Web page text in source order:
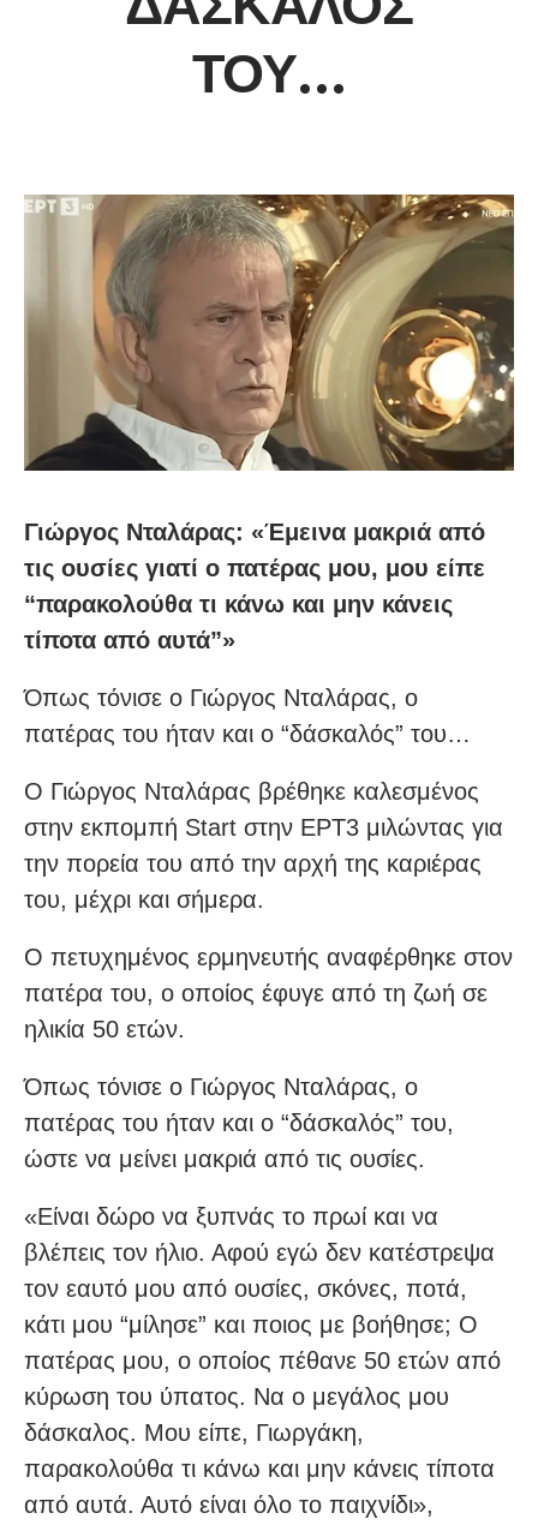
ΤΟΥ…
Γιώργος Νταλάρας: «Έμεινα μακριά από
τις ουσίες γιατί ο πατέρας μου, μου είπε
“παρακολούθα τι κάνω και μην κάνεις
τίποτα από αυτά”»
Όπως τόνισε ο Γιώργος Νταλάρας, ο
πατέρας του ήταν και ο “δάσκαλός” του…
Ο Γιώργος Νταλάρας βρέθηκε καλεσμένος
στην εκπομπή Start στην ΕΡΤ3 μιλώντας για
την πορεία του από την αρχή της καριέρας
του, μέχρι και σήμερα.
Ο πετυχημένος ερμηνευτής αναφέρθηκε στον
πατέρα του, ο οποίος έφυγε από τη ζωή σε
ηλικία 50 ετών.
Όπως τόνισε ο Γιώργος Νταλάρας, ο
πατέρας του ήταν και ο “δάσκαλός” του,
ώστε να μείνει μακριά από τις ουσίες.
«Είναι δώρο να ξυπνάς το πρωί και να
βλέπεις τον ήλιο. Αφού εγώ δεν κατέστρεψα
τον εαυτό μου από ουσίες, σκόνες, ποτά,
κάτι μου “μίλησε” και ποιος με βοήθησε; Ο
πατέρας μου, ο οποίος πέθανε 50 ετών από
κύρωση του ύπατος. Να ο μεγάλος μου
δάσκαλος. Μου είπε, Γιωργάκη,
παρακολούθα τι κάνω και μην κάνεις τίποτα
από αυτά. Αυτό είναι όλο το παιχνίδι»,